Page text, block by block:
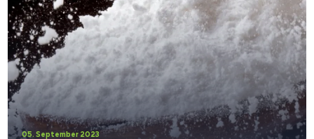
05. September 2023